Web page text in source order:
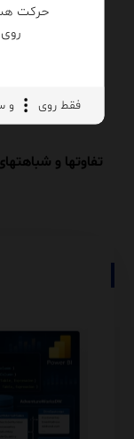
حرکت
فقط روی و